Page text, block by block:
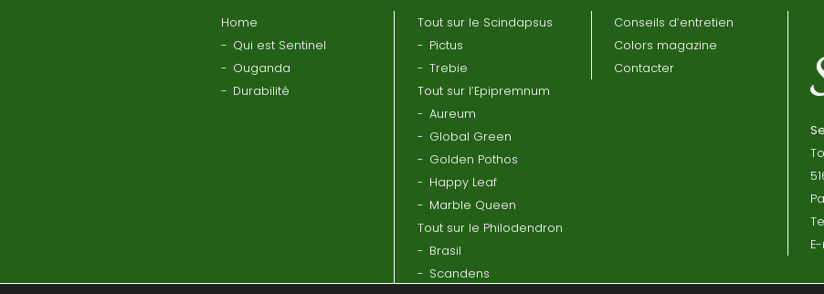
Home
Qui est Sentinel
Ouganda
Durabilité
Tout sur le Scindapsus
Pictus
Trebie
Tout sur l’Epipremnum
Aureum
Global Green
Golden Pothos
Happy Leaf
Marble Queen
Tout sur le Philodendron
Brasil
Scandens
Conseils d’entretien
Colors magazine
Contacter